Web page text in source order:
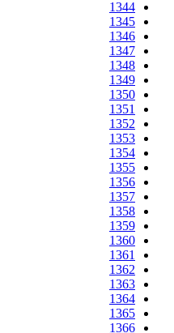
1344
1345
1346
1347
1348
1349
1350
1351
1352
1353
1354
1355
1356
1357
1358
1359
1360
1361
1362
1363
1364
1365
1366